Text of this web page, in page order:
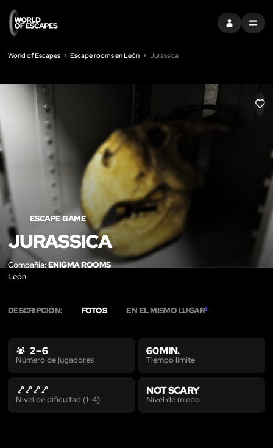
ENTRARMENU
World of Escapes Escape rooms en León Jurassica
LIKE
ESCAPE GAME
JURASSICA
Compañía:ENIGMA ROOMS
León
DESCRIPCIÓN: FOTOS EN EL MISMO LUGAR5
2 – 6
Número de jugadores
60 MIN.
Tiempo límite
Nivel de dificultad (1-4)
NOT SCARY
Nivel de miedo